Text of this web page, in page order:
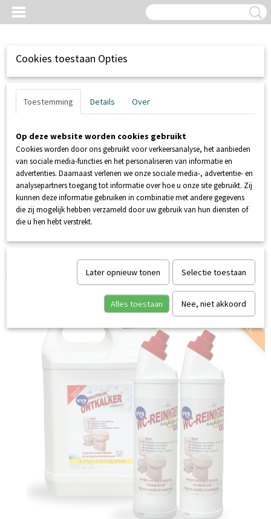
Inloggen Registreren
UW WINKELWAGEN
COMBIDEAL
Cookies toestaan Opties
Toestemming Details Over
Op deze website worden cookies gebruikt
Cookies worden door ons gebruikt voor verkeersanalyse, het aanbieden
van sociale media-functies en het personaliseren van informatie en
advertenties. Daarnaast verlenen we onze sociale media-, advertentie- en
analysepartners toegang tot informatie over hoe u onze site gebruikt. Zij
kunnen deze informatie gebruiken in combinatie met andere gegevens
die zij mogelijk hebben verzameld door uw gebruik van hun diensten of
die u hen hebt verstrekt.
Later opnieuw tonen Selectie toestaan
Alles toestaan Nee, niet akkoord